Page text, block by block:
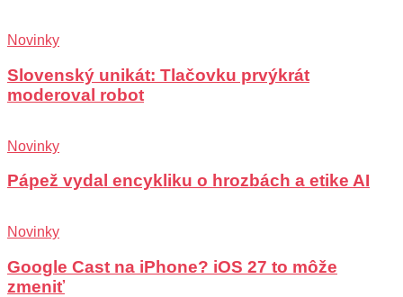
Novinky
Slovenský unikát: Tlačovku prvýkrát
moderoval robot
Novinky
Pápež vydal encykliku o hrozbách a etike AI
Novinky
Google Cast na iPhone? iOS 27 to môže
zmeniť